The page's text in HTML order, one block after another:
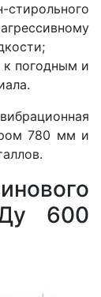
к погодным и
780 мм и
Ду 600